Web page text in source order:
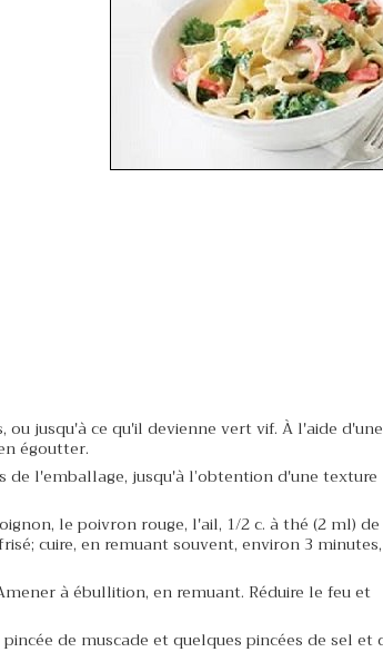
jusqu'à ce qu'il devienne vert vif. À l'aide d'une
égoutter.
l'emballage, jusqu'à l’obtention d'une texture
le poivron rouge, l'ail, 1/2 c. à thé (2 ml)
cuire, en remuant souvent, environ 3
à ébullition, en remuant. Réduire le feu et
de muscade et quelques pincées de sel et